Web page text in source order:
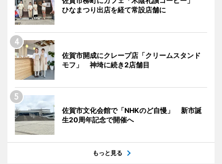
ひなまつり出店を経て常設店舗に
佐賀市開成にクレープ店「クリームスタンド
モフ」 神埼に続き2店舗目
佐賀市文化会館で「NHKのど自慢」 新市誕
生20周年記念で開催へ
もっと見る